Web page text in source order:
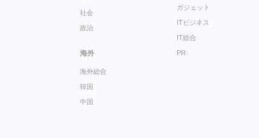
社会
政治
海外
海外総合
韓国
中国
ガジェット
ITビジネス
IT総合
PR